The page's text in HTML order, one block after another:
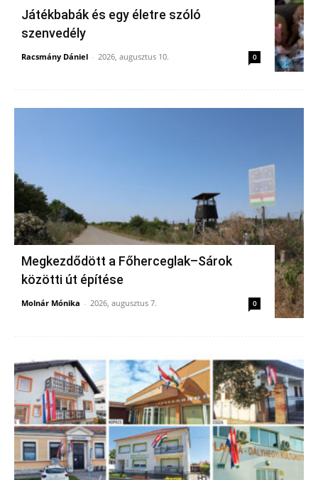
Játékbabák és egy életre szóló
szenvedély
Racsmány Dániel - 2026, augusztus 10. 0
Megkezdődött a Főherceglak–Sárok
közötti út építése
Molnár Mónika - 2026, augusztus 7. 0